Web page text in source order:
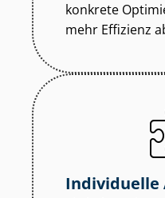
konkrete
mehr Effizienz
Individuelle